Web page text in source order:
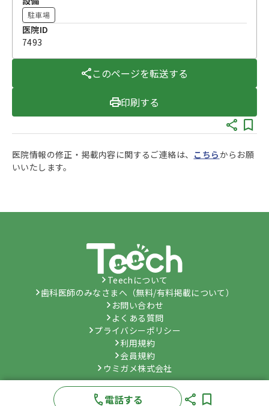
駐車場
医院ID
7493
このページを転送する
印刷する
医院情報の修正・掲載内容に関するご連絡は、 こちらからお願
いいたします。
Teechについて
歯科医師のみなさまへ（無料/有料掲載について）
お問い合わせ
よくある質問
プライバシーポリシー
利用規約
会員規約
ウミガメ株式会社
© Umygame Co., Ltd. All Rights Reserved.